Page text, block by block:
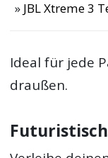
JBL Xtreme 3
Ideal für jede
draußen.